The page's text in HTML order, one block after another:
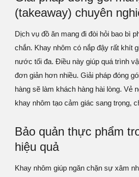
(takeaway) chuyên
Dịch vụ đồ ăn mang đi đòi hỏi bao bì
chắn. Khay nhôm có nắp đậy rất khít
nước tối đa. Điều này giúp quá trình
đơn giản hơn nhiều. Giải pháp đóng
hàng sẽ làm khách hàng hài lòng. Vẻ
khay nhôm tạo cảm giác sang trọng,
Bảo quản thực phẩm
hiệu quả
Khay nhôm giúp ngăn chặn sự xâm